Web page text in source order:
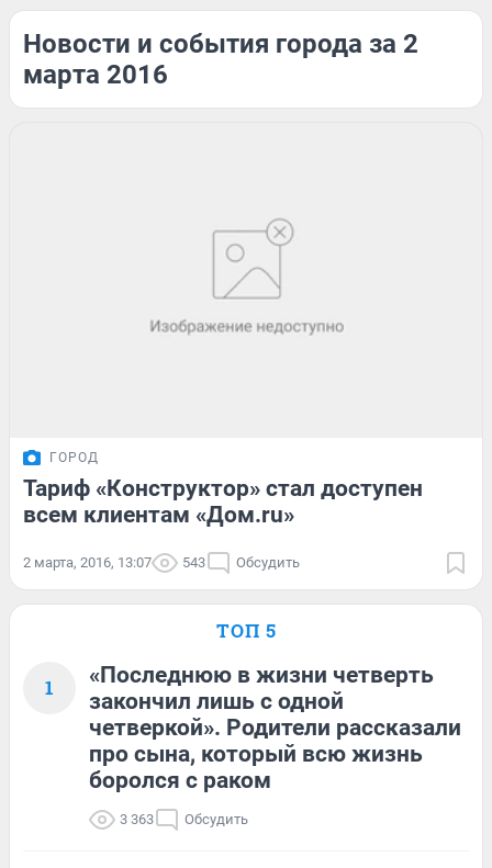
Новости и события города за 2
марта 2016
ГОРОД
Тариф «Конструктор» стал доступен
всем клиентам «Дом.ru»
2 марта, 2016, 13:07 543 Обсудить
ТОП 5
1
«Последнюю в жизни четверть
закончил лишь с одной
четверкой». Родители рассказали
про сына, который всю жизнь
боролся с раком
3 363 Обсудить